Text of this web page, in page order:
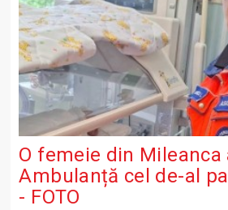
O femeie din Mileanca
Ambulanță cel de-al
- FOTO